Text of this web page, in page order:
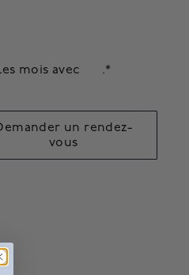
mois avec
.*
un rendez-
vous